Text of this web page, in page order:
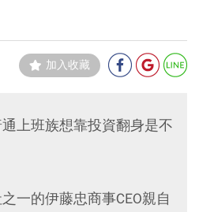
加入收藏
上班族想靠投資翻身是不
一的伊藤忠商事CEO親自